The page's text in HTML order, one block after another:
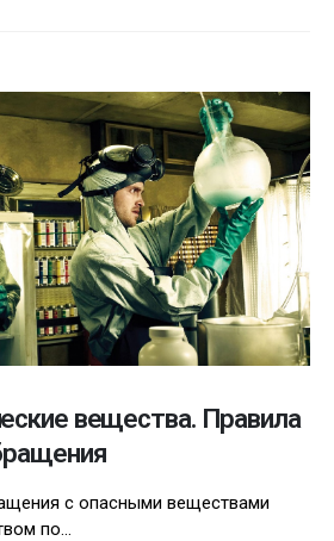
вещества. Правила
с опасными веществами
по...